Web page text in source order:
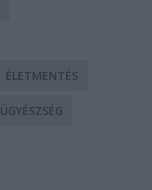
ÉLETMENTÉS
ÜGYÉSZSÉG